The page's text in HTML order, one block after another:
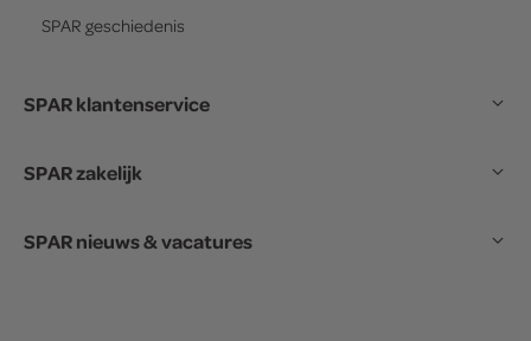
SPAR geschiedenis
SPAR klantenservice
SPAR zakelijk
SPAR nieuws & vacatures